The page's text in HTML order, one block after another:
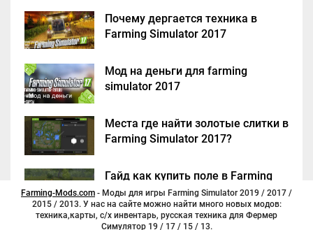
Почему дергается техника в
Farming Simulator 2017
Мод на деньги для farming
simulator 2017
Места где найти золотые слитки в
Farming Simulator 2017?
Гайд как купить поле в Farming
Simulator 2017
Farming-Mods.com
2015 / 2013. У нас на сайте можно найти много новых модов:
техника,карты, с/х инвентарь, русская техника для Фермер
Симулятор 19 / 17 / 15 / 13.